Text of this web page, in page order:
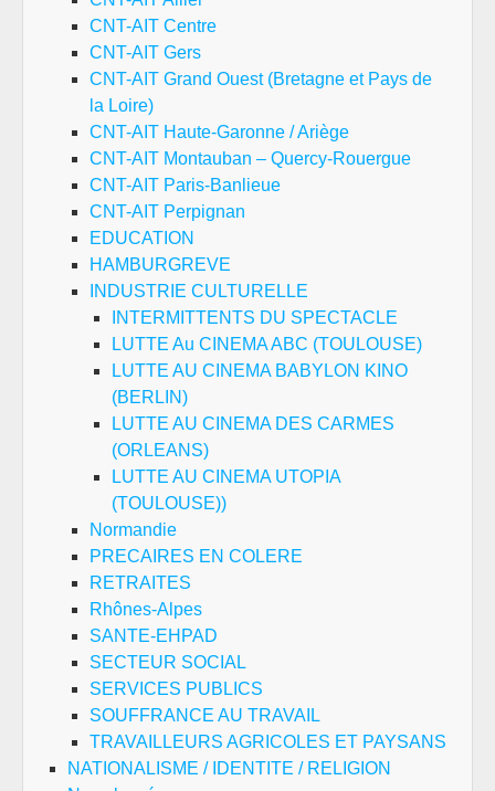
CNT-AIT Centre
CNT-AIT Gers
CNT-AIT Grand Ouest (Bretagne et Pays de
la Loire)
CNT-AIT Haute-Garonne / Ariège
CNT-AIT Montauban – Quercy-Rouergue
CNT-AIT Paris-Banlieue
CNT-AIT Perpignan
EDUCATION
HAMBURGREVE
INDUSTRIE CULTURELLE
INTERMITTENTS DU SPECTACLE
LUTTE Au CINEMA ABC (TOULOUSE)
LUTTE AU CINEMA BABYLON KINO
(BERLIN)
LUTTE AU CINEMA DES CARMES
(ORLEANS)
LUTTE AU CINEMA UTOPIA
(TOULOUSE))
Normandie
PRECAIRES EN COLERE
RETRAITES
Rhônes-Alpes
SANTE-EHPAD
SECTEUR SOCIAL
SERVICES PUBLICS
SOUFFRANCE AU TRAVAIL
TRAVAILLEURS AGRICOLES ET PAYSANS
NATIONALISME / IDENTITE / RELIGION